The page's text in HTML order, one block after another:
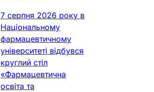
7 серпня 2026 року в
Національному
фармацевтичному
університеті відбувся
круглий стіл
«Фармацевтична
освіта та